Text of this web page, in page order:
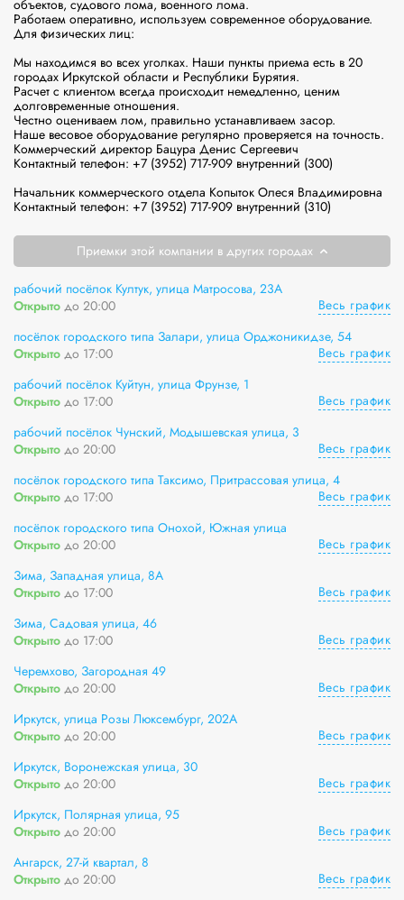
объектов, судового лома, военного лома.
Работаем оперативно, используем современное оборудование.
Для физических лиц:
Мы находимся во всех уголках. Наши пункты приема есть в 20
городах Иркутской области и Республики Бурятия.
Расчет с клиентом всегда происходит немедленно, ценим
долговременные отношения.
Честно оцениваем лом, правильно устанавливаем засор.
Наше весовое оборудование регулярно проверяется на точность.
Коммерческий директор Бацура Денис Сергеевич
Контактный телефон: +7 (3952) 717-909 внутренний (300)
Начальник коммерческого отдела Копыток Олеся Владимировна
Контактный телефон: +7 (3952) 717-909 внутренний (310)
Приемки этой компании в других городах
рабочий посёлок Култук, улица Матросова, 23А
Открыто до 20:00
Весь график
посёлок городского типа Залари, улица Орджоникидзе, 54
Открыто до 17:00
Весь график
рабочий посёлок Куйтун, улица Фрунзе, 1
Открыто до 17:00
Весь график
рабочий посёлок Чунский, Модышевская улица, 3
Открыто до 20:00
Весь график
посёлок городского типа Таксимо, Притрассовая улица, 4
Открыто до 17:00
Весь график
посёлок городского типа Онохой, Южная улица
Открыто до 20:00
Весь график
Зима, Западная улица, 8А
Открыто до 17:00
Весь график
Зима, Садовая улица, 46
Открыто до 17:00
Весь график
Черемхово, Загородная 49
Открыто до 20:00
Весь график
Иркутск, улица Розы Люксембург, 202А
Открыто до 20:00
Весь график
Иркутск, Воронежская улица, 30
Открыто до 20:00
Весь график
Иркутск, Полярная улица, 95
Открыто до 20:00
Весь график
Ангарск, 27-й квартал, 8
Открыто до 20:00
Весь график